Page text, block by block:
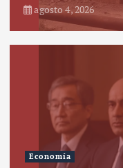
agosto 4, 2026
Economía